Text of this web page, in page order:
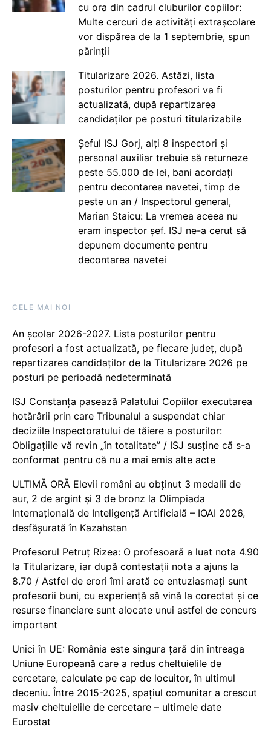
cu ora din cadrul cluburilor copiilor:
Multe cercuri de activități extrașcolare
vor dispărea de la 1 septembrie, spun
părinții
Titularizare 2026. Astăzi, lista
posturilor pentru profesori va fi
actualizată, după repartizarea
candidaților pe posturi titularizabile
Șeful ISJ Gorj, alți 8 inspectori și
personal auxiliar trebuie să returneze
peste 55.000 de lei, bani acordați
pentru decontarea navetei, timp de
peste un an / Inspectorul general,
Marian Staicu: La vremea aceea nu
eram inspector șef. ISJ ne-a cerut să
depunem documente pentru
decontarea navetei
CELE MAI NOI
An școlar 2026-2027. Lista posturilor pentru
profesori a fost actualizată, pe fiecare județ, după
repartizarea candidaților de la Titularizare 2026 pe
posturi pe perioadă nedeterminată
ISJ Constanța pasează Palatului Copiilor executarea
hotărârii prin care Tribunalul a suspendat chiar
deciziile Inspectoratului de tăiere a posturilor:
Obligațiile vă revin „în totalitate” / ISJ susține că s-a
conformat pentru că nu a mai emis alte acte
ULTIMĂ ORĂ Elevii români au obținut 3 medalii de
aur, 2 de argint și 3 de bronz la Olimpiada
Internațională de Inteligență Artificială – IOAI 2026,
desfășurată în Kazahstan
Profesorul Petruț Rizea: O profesoară a luat nota 4.90
la Titularizare, iar după contestații nota a ajuns la
8.70 / Astfel de erori îmi arată ce entuziasmați sunt
profesorii buni, cu experiență să vină la corectat și ce
resurse financiare sunt alocate unui astfel de concurs
important
Unici în UE: România este singura țară din întreaga
Uniune Europeană care a redus cheltuielile de
cercetare, calculate pe cap de locuitor, în ultimul
deceniu. Între 2015-2025, spațiul comunitar a crescut
masiv cheltuielile de cercetare – ultimele date
Eurostat